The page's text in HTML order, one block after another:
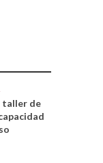
taller de